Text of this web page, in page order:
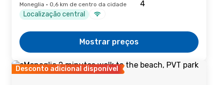
Moneglia · 0,6 km de centro da cidade
Localização central
Mostrar preços
Desconto adicional disponível